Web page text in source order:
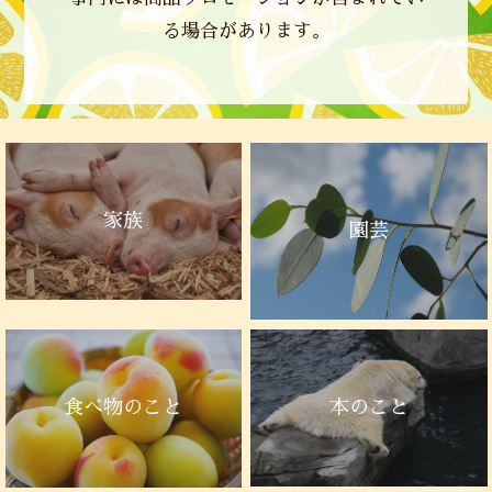
る場合があります。
家族
園芸
食べ物のこと 本のこと